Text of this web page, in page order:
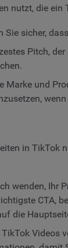
nutzt, die
sicher,
Pitch,
und
in TikTok
wenden, Ihr
CTA,
die
Videos